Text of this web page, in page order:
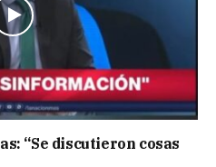
“Se discutieron cosas